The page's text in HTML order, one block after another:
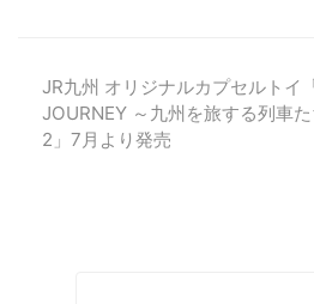
JR九州 オリジナルカプセルトイ
JOURNEY ～九州を旅する列車
2」7月より発売